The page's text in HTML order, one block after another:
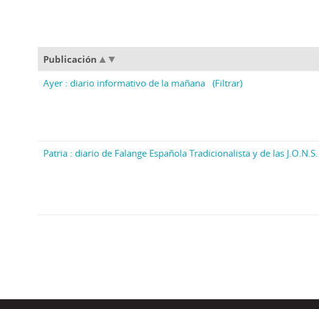
Publicación
Ayer : diario informativo de la mañana (Filtrar)
Patria : diario de Falange Española Tradicionalista y de las J.O.N.S.